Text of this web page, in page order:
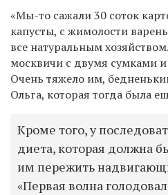
«Мы-то сажали 30 соток
капусты, с жимолости
все натуральным
москвичи с двумя сумками и
Очень тяжело им,
Ольга, которая тогда была
Кроме того, у
диета, которая должна
им пережить
«Первая волна